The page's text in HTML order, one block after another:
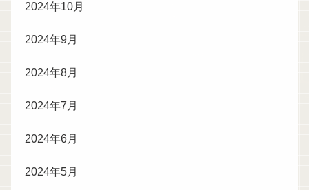
2024年10月
2024年9月
2024年8月
2024年7月
2024年6月
2024年5月